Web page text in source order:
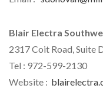
Blair Electra
2317 Coit Road, Suite
Tel : 972-599-2130
Website :